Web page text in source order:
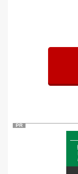
PR